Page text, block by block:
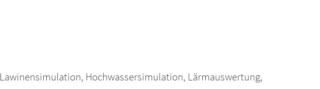
Hochwassersimulation, Lärmauswertung,